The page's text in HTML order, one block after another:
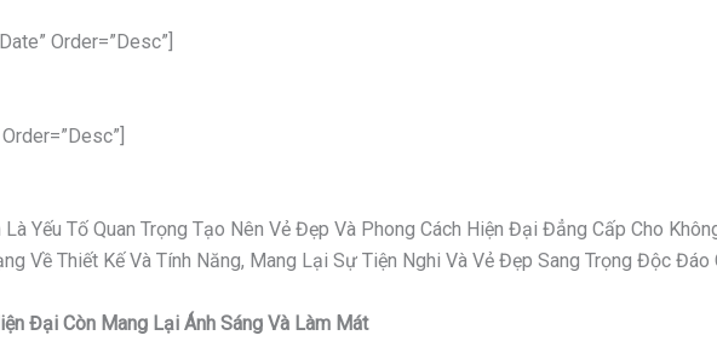
Order=”desc”]
Yếu Tố Quan Trọng Tạo Nên Vẻ Đẹp Và Phong Cách Hiện Đại Đẳng Cấp Cho
Về Thiết Kế Và Tính Năng, Mang Lại Sự Tiện Nghi Và Vẻ Đẹp Sang Trọng Độc Đáo
Đại Còn Mang Lại Ánh Sáng Và Làm Mát